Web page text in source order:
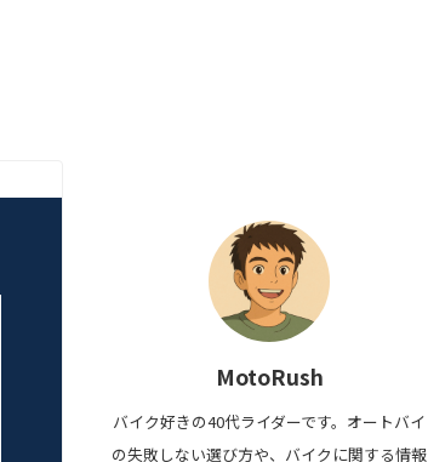
MotoRush
バイク好きの40代ライダーです。オートバイ
の失敗しない選び方や、バイクに関する情報